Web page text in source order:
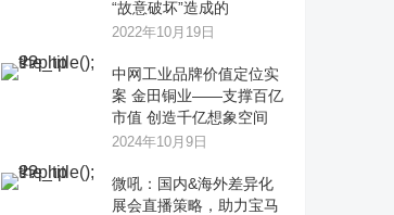
“故意破坏”造成的
2022年10月19日
中网工业品牌价值定位实
案 金田铜业——支撑百亿
市值 创造千亿想象空间
2024年10月9日
微吼：国内&海外差异化
展会直播策略，助力宝马